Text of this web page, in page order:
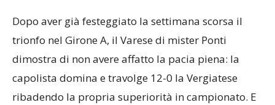
Dopo aver già festeggiato la settimana scorsa il
trionfo nel Girone A, il Varese di mister Ponti
dimostra di non avere affatto la pacia piena: la
capolista domina e travolge 12-0 la Vergiatese
ribadendo la propria superiorità in campionato. E